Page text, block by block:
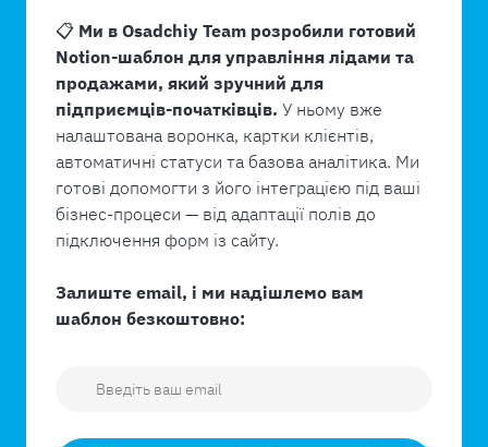
📋 Ми в Osadchiy Team розробили готовий
Notion-шаблон для управління лідами та
продажами, який зручний для
підприємців-початківців. У ньому вже
налаштована воронка, картки клієнтів,
автоматичні статуси та базова аналітика. Ми
готові допомогти з його інтеграцією під ваші
бізнес-процеси — від адаптації полів до
підключення форм із сайту.
Залиште email, і ми надішлемо вам
шаблон безкоштовно: